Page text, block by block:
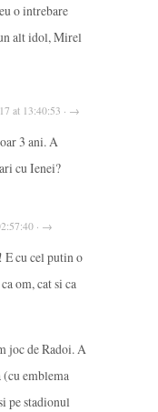
o intrebare
alt idol, Mirel
at 13:40:53 · →
3 ani. A
cu Ienei?
· →
E cu cel putin o
om, cat si ca
joc de Radoi. A
(cu emblema
pe stadionul